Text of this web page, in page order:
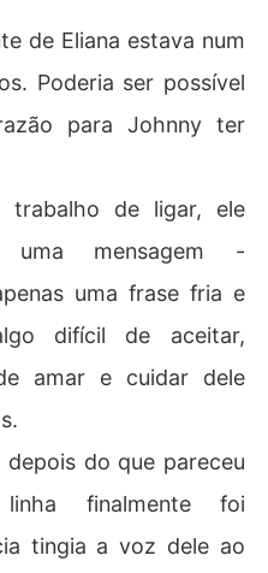
de Eliana estava num
Poderia ser possível
para Johnny ter
de ligar, ele
uma mensagem -
uma frase fria e
difícil de aceitar,
amar e cuidar dele
do que pareceu
finalmente foi
tingia a voz dele ao